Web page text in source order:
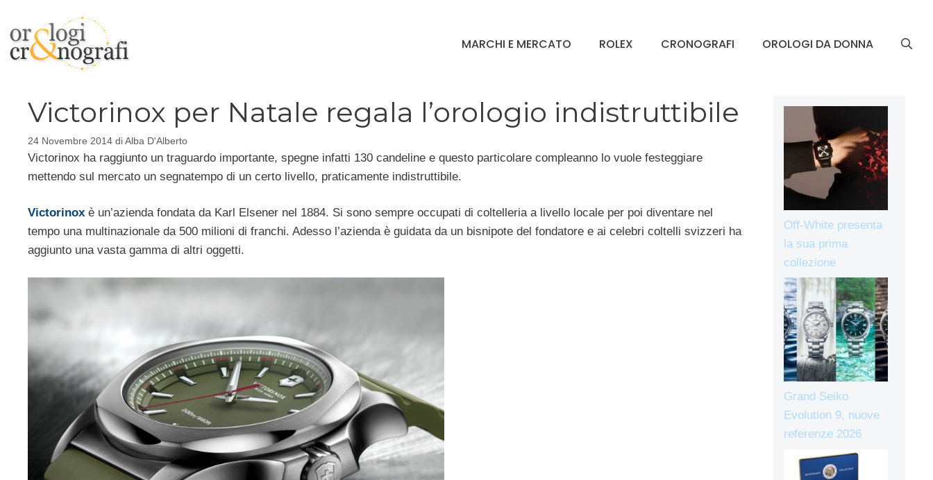
contenuto
MARCHI E MERCATO ROLEX CRONOGRAFI OROLOGI DA DONNA
Victorinox per Natale regala l’orologio indistruttibile
24 Novembre 2014 diAlba D'Alberto
Victorinox ha raggiunto un traguardo importante, spegne infatti 130 candeline e questo particolare compleanno lo vuole festeggiare
mettendo sul mercato un segnatempo di un certo livello, praticamente indistruttibile.
Victorinox è un’azienda fondata da Karl Elsener nel 1884. Si sono sempre occupati di coltelleria a livello locale per poi diventare nel
tempo una multinazionale da 500 milioni di franchi. Adesso l’azienda è guidata da un bisnipote del fondatore e ai celebri coltelli svizzeri ha
aggiunto una vasta gamma di altri oggetti.
Off-White presenta
la sua prima
collezione
Grand Seiko
Evolution 9, nuove
referenze 2026